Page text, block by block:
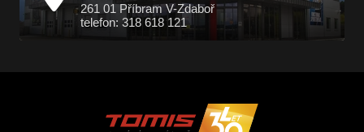
261 01 Příbram V-Zdaboř
telefon: 318 618 121